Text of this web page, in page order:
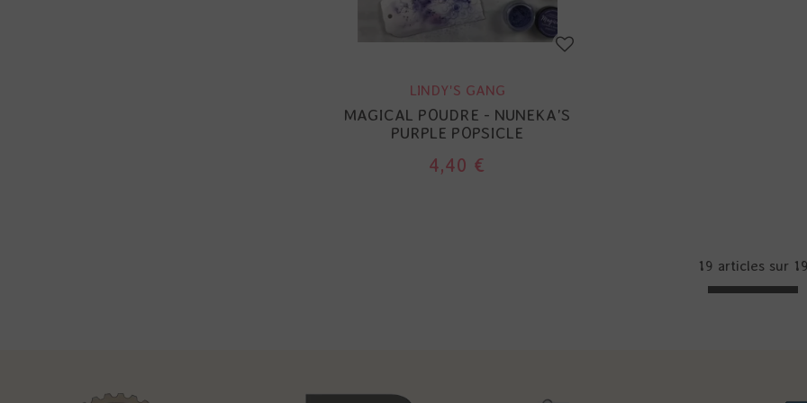
LINDY'S GANG
MAGICAL POUDRE - NUNEKA'S
PURPLE POPSICLE
4,40 €
19 articles sur